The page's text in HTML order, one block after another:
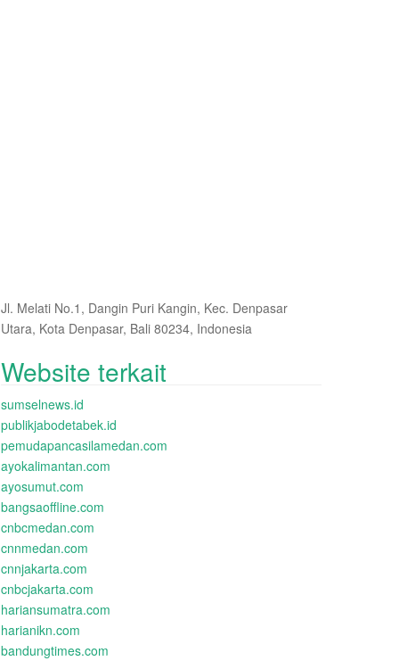
Jl. Melati No.1, Dangin Puri Kangin, Kec. Denpasar
Utara, Kota Denpasar, Bali 80234, Indonesia
Website terkait
sumselnews.id
publikjabodetabek.id
pemudapancasilamedan.com
ayokalimantan.com
ayosumut.com
bangsaoffline.com
cnbcmedan.com
cnnmedan.com
cnnjakarta.com
cnbcjakarta.com
hariansumatra.com
harianikn.com
bandungtimes.com